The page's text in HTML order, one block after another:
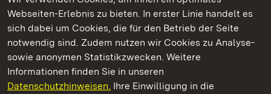
Webseiten-Erlebnis zu bieten. In erster Linie handelt es
sich dabei um Cookies, die für den Betrieb der Seite
notwendig sind. Zudem nutzen wir Cookies zu Analyse-
sowie anonymen Statistikzwecken. Weitere
Informationen finden Sie in unseren
Datenschutzhinweisen. Ihre Einwilligung in die
Kommen. Staunen. Genießen.
Staatliche Schlösser und Gärten Baden‑Württemberg